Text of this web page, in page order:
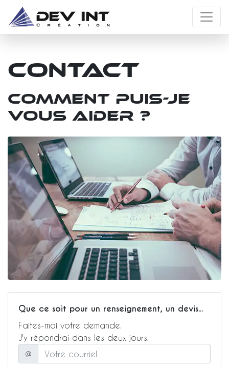
Contact
Comment puis-je
vous aider ?
Que ce soit pour un renseignement, un devis...
Faites-moi votre demande.
J'y répondrai dans les deux jours.
Information
@